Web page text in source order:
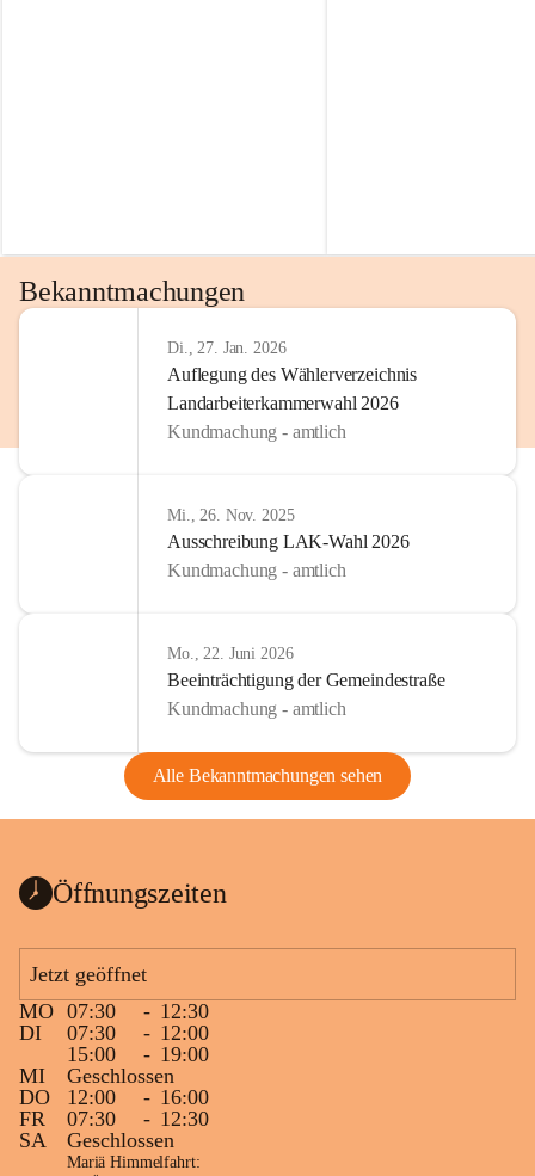
Bekanntmachungen
Di., 27. Jan. 2026
Auflegung des Wählerverzeichnis
Landarbeiterkammerwahl 2026
Kundmachung - amtlich
Mi., 26. Nov. 2025
Ausschreibung LAK-Wahl 2026
Kundmachung - amtlich
Mo., 22. Juni 2026
Beeinträchtigung der Gemeindestraße
Kundmachung - amtlich
Alle Bekanntmachungen sehen
Öffnungszeiten
Jetzt geöffnet
MO 07:30 - 12:30
DI
07:30 - 12:00
15:00
- 19:00
MI
Geschlossen
DO
12:00 - 16:00
FR
07:30 - 12:30
SA
Geschlossen
Mariä Himmelfahrt: